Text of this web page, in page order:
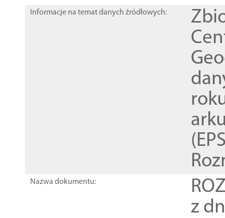
Informacje na temat danych źródłowych:
Nazwa dokumentu:
z